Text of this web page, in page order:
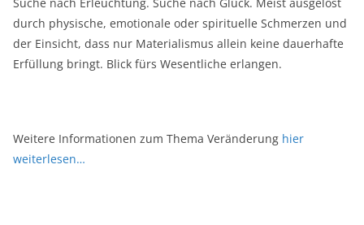
durch physische, emotionale oder spirituelle Schmerzen und
der Einsicht, dass nur Materialismus allein keine dauerhafte
Erfüllung bringt. Blick fürs Wesentliche erlangen.
Weitere Informationen zum Thema Veränderung hier
weiterlesen…